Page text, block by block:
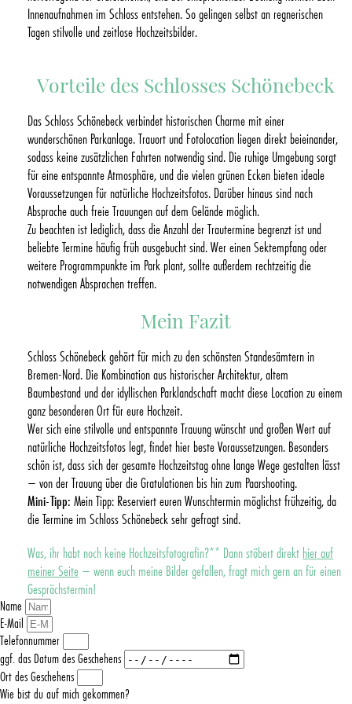
Innenaufnahmen im Schloss entstehen. So gelingen selbst an regnerischen
Tagen stilvolle und zeitlose Hochzeitsbilder.
Vorteile des Schlosses Schönebeck
Das Schloss Schönebeck verbindet historischen Charme mit einer
wunderschönen Parkanlage. Trauort und Fotolocation liegen direkt beieinander,
sodass keine zusätzlichen Fahrten notwendig sind. Die ruhige Umgebung sorgt
für eine entspannte Atmosphäre, und die vielen grünen Ecken bieten ideale
Voraussetzungen für natürliche Hochzeitsfotos. Darüber hinaus sind nach
Absprache auch freie Trauungen auf dem Gelände möglich.
Zu beachten ist lediglich, dass die Anzahl der Trautermine begrenzt ist und
beliebte Termine häufig früh ausgebucht sind. Wer einen Sektempfang oder
weitere Programmpunkte im Park plant, sollte außerdem rechtzeitig die
notwendigen Absprachen treffen.
Mein Fazit
Schloss Schönebeck gehört für mich zu den schönsten Standesämtern in
Bremen-Nord. Die Kombination aus historischer Architektur, altem
Baumbestand und der idyllischen Parklandschaft macht diese Location zu einem
ganz besonderen Ort für eure Hochzeit.
Wer sich eine stilvolle und entspannte Trauung wünscht und großen Wert auf
natürliche Hochzeitsfotos legt, findet hier beste Voraussetzungen. Besonders
schön ist, dass sich der gesamte Hochzeitstag ohne lange Wege gestalten lässt
– von der Trauung über die Gratulationen bis hin zum Paarshooting.
Mini-Tipp: Mein Tipp: Reserviert euren Wunschtermin möglichst frühzeitig, da
die Termine im Schloss Schönebeck sehr gefragt sind.
Was, ihr habt noch keine Hochzeitsfotografin?** Dann stöbert direkt hier auf
meiner Seite – wenn euch meine Bilder gefallen, fragt mich gern an für einen
Gesprächstermin!
Name
E-Mail
Telefonnummer
ggf. das Datum des Geschehens
Ort des Geschehens
Wie bist du auf mich gekommen?